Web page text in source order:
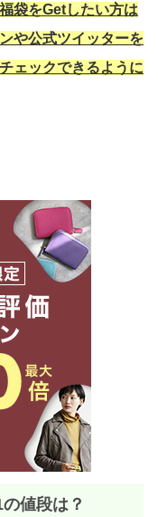
袋をGetしたい方は
や公式ツイッターを
ェックできるように
値段は？